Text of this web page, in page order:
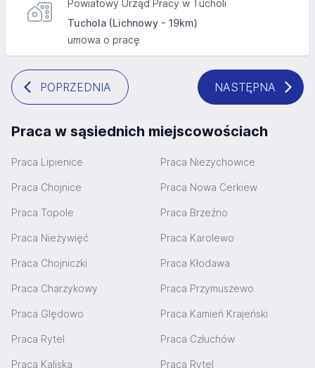
Powiatowy Urząd Pracy w Tucholi
Tuchola (Lichnowy - 19km)
umowa o pracę
POPRZEDNIA NASTĘPNA
Praca w sąsiednich miejscowościach
Praca Lipienice Praca Nieżychowice
Praca Chojnice Praca Nowa Cerkiew
Praca Topole Praca Brzeźno
Praca Nieżywięć Praca Karolewo
Praca Chojniczki Praca Kłodawa
Praca Charzykowy Praca Przymuszewo
Praca Ględowo Praca Kamień Krajeński
Praca Rytel Praca Człuchów
Praca Kaliska Praca Rytel